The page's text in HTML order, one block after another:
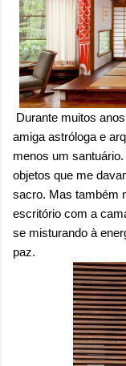
Durante muitos
amiga astróloga e
menos um
objetos que me
sacro. Mas também
escritório com a
se misturando à
paz.